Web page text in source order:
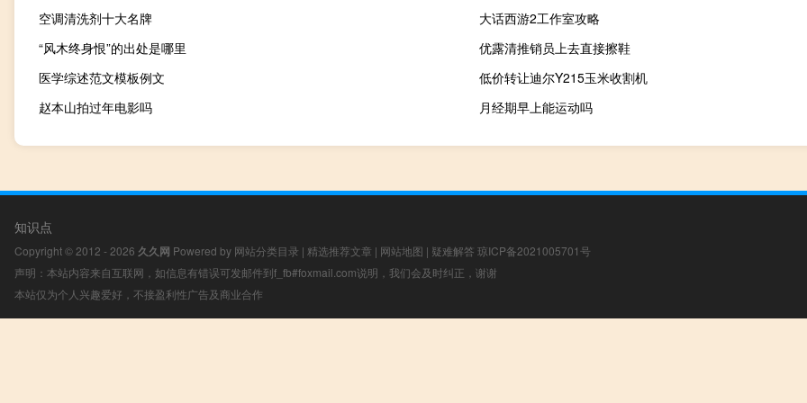
空调清洗剂十大名牌
大话西游2工作室攻略
“风木终身恨”的出处是哪里
优露清推销员上去直接擦鞋
医学综述范文模板例文
低价转让迪尔Y215玉米收割机
赵本山拍过年电影吗
月经期早上能运动吗
知识点
Copyright © 2012 - 2026 久久网 Powered by 网站分类目录 | 精选推荐文章 | 网站地图 | 疑难解答 琼ICP备2021005701号
声明：本站内容来自互联网，如信息有错误可发邮件到f_fb#foxmail.com说明，我们会及时纠正，谢谢
本站仅为个人兴趣爱好，不接盈利性广告及商业合作